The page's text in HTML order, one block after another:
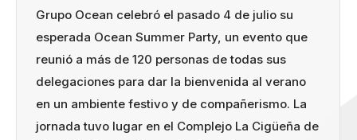
Grupo Ocean celebró el pasado 4 de julio su
esperada Ocean Summer Party, un evento que
reunió a más de 120 personas de todas sus
delegaciones para dar la bienvenida al verano
en un ambiente festivo y de compañerismo. La
jornada tuvo lugar en el Complejo La Cigüeña de